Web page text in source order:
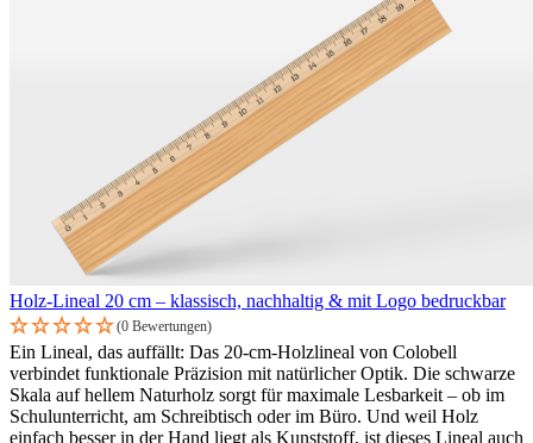
Holz-Lineal 20 cm – klassisch, nachhaltig & mit Logo bedruckbar
(0 Bewertungen)
Ein Lineal, das auffällt: Das 20-cm-Holzlineal von Colobell
verbindet funktionale Präzision mit natürlicher Optik. Die schwarze
Skala auf hellem Naturholz sorgt für maximale Lesbarkeit – ob im
Schulunterricht, am Schreibtisch oder im Büro. Und weil Holz
einfach besser in der Hand liegt als Kunststoff, ist dieses Lineal auch